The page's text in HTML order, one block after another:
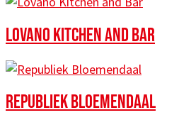
LOVANO KITCHEN AND BAR
REPUBLIEK BLOEMENDAAL